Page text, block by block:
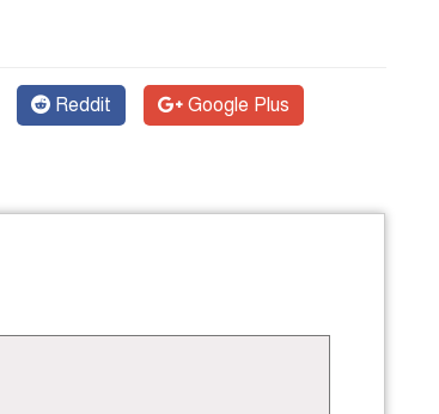
Reddit Google Plus